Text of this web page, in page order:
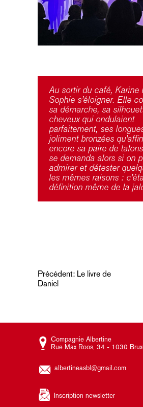
Au sortir du café, Karine
Sophie s’éloigner. Elle
sa démarche, sa
cheveux qui ondulaient
parfaitement, ses
joliment bronzées
encore sa paire de
se demanda alors si on
admirer et détester
les mêmes raisons :
définition même de la
Navigation
de
Précédent: Le livre de
Daniel
Compagnie Albertine
Rue Max Roos, 34 - 1030
albertineasbl@gmail.com
Inscription newsletter